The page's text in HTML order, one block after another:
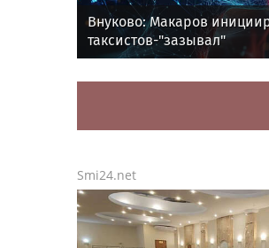
Внуково: Макаров
таксистов-"зазывал"
Smi24.net